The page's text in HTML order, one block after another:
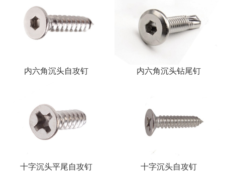
内六角沉头自攻钉 内六角沉头钻尾钉
十字沉头平尾自攻钉 十字沉头自攻钉